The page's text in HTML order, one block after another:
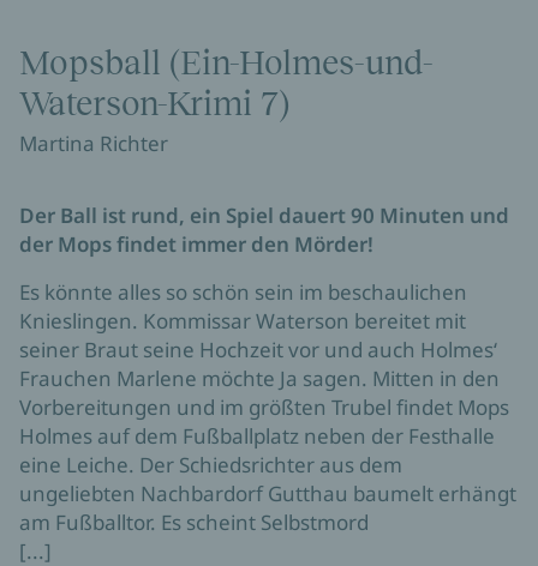
Mopsball (Ein-Holmes-und-
Waterson-Krimi 7)
Martina Richter
Der Ball ist rund, ein Spiel dauert 90 Minuten und
der Mops findet immer den Mörder!
Es könnte alles so schön sein im beschaulichen
Knieslingen. Kommissar Waterson bereitet mit
seiner Braut seine Hochzeit vor und auch Holmes‘
Frauchen Marlene möchte Ja sagen. Mitten in den
Vorbereitungen und im größten Trubel findet Mops
Holmes auf dem Fußballplatz neben der Festhalle
eine Leiche. Der Schiedsrichter aus dem
ungeliebten Nachbardorf Gutthau baumelt erhängt
am Fußballtor. Es scheint Selbstmord
[...]